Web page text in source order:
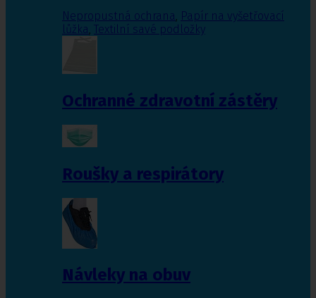
Nepropustná ochrana, Papír na vyšetřovací
lůžka, Textilní savé podložky
Ochranné zdravotní zástěry
Roušky a respirátory
Návleky na obuv